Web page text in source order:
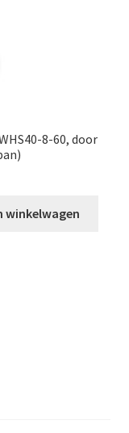
8-60, door
winkelwagen